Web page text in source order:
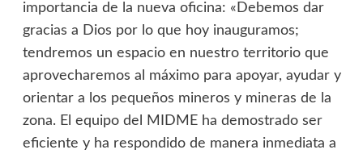
importancia de la nueva oficina: «Debemos dar
gracias a Dios por lo que hoy inauguramos;
tendremos un espacio en nuestro territorio que
aprovecharemos al máximo para apoyar, ayudar y
orientar a los pequeños mineros y mineras de la
zona. El equipo del MIDME ha demostrado ser
eficiente y ha respondido de manera inmediata a